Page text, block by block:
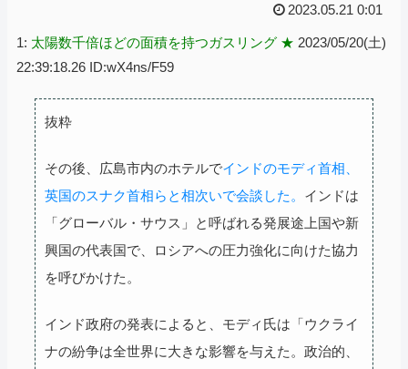
2023.05.21 0:01
1: 太陽数千倍ほどの面積を持つガスリング ★ 2023/05/20(土)
22:39:18.26 ID:wX4ns/F59
抜粋
その後、広島市内のホテルでインドのモディ首相、
英国のスナク首相らと相次いで会談した。 インドは
「グローバル・サウス」と呼ばれる発展途上国や新
興国の代表国で、ロシアへの圧力強化に向けた協力
を呼びかけた。
インド政府の発表によると、モディ氏は「ウクライ
ナの紛争は全世界に大きな影響を与えた。政治的、